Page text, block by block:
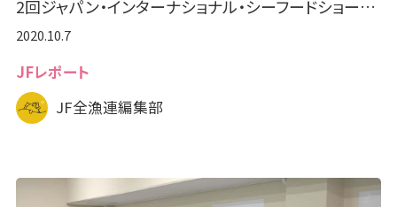
2回ジャパン・インターナショナル・シーフードショー…
2020.10.7
JFレポート
JF全漁連編集部